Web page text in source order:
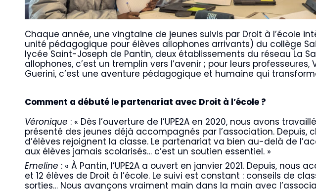
Chaque année, une vingtaine de jeunes suivis par Droit à l’école
unité pédagogique pour élèves allophones arrivants) du collège
lycée Saint-Joseph de Pantin, deux établissements du réseau La
allophones, c’est un tremplin vers l’avenir ; pour leurs
Guerini, c’est une aventure pédagogique et humaine qui
Comment a débuté le partenariat avec Droit à l’école ?
Véronique : « Dès l’ouverture de l’UPE2A en 2020, nous avons
présenté des jeunes déjà accompagnés par l’association. Depuis,
d’élèves rejoignent la classe. Le partenariat va bien au-delà de
aux élèves jamais scolarisés… c’est un soutien essentiel. »
Emeline : « À Pantin, l’UPE2A a ouvert en janvier 2021. Depuis, nous
et 12 élèves de Droit à l’école. Le suivi est constant : conseils de
sorties… Nous avançons vraiment main dans la main avec